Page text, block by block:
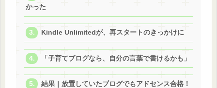
かった
Kindle Unlimitedが、再スタートのきっかけに
「子育てブログなら、自分の言葉で書けるかも」
結果｜放置していたブログでもアドセンス合格！